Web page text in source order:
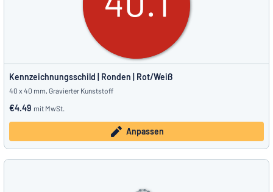
Kennzeichnungsschild | Ronden | Rot/Weiß
40 x 40 mm, Gravierter Kunststoff
€4.49 mit MwSt.
Anpassen